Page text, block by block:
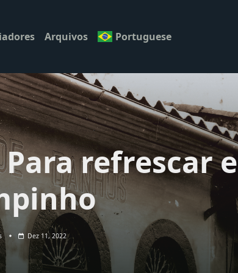
Arquivos Portuguese
Para refrescar e
Dez 11, 2022